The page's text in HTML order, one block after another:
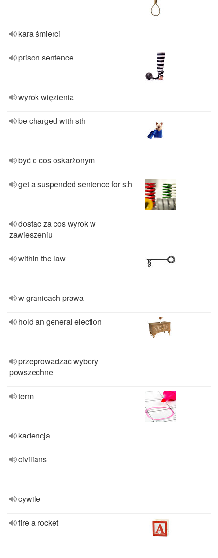
kara śmierci
prison sentence
wyrok więzienia
be charged with sth
być o cos oskarżonym
get a suspended sentence for sth
dostac za cos wyrok w
zawieszeniu
within the law
w granicach prawa
hold an general election
przeprowadzać wybory
powszechne
term
kadencja
civilians
cywile
fire a rocket